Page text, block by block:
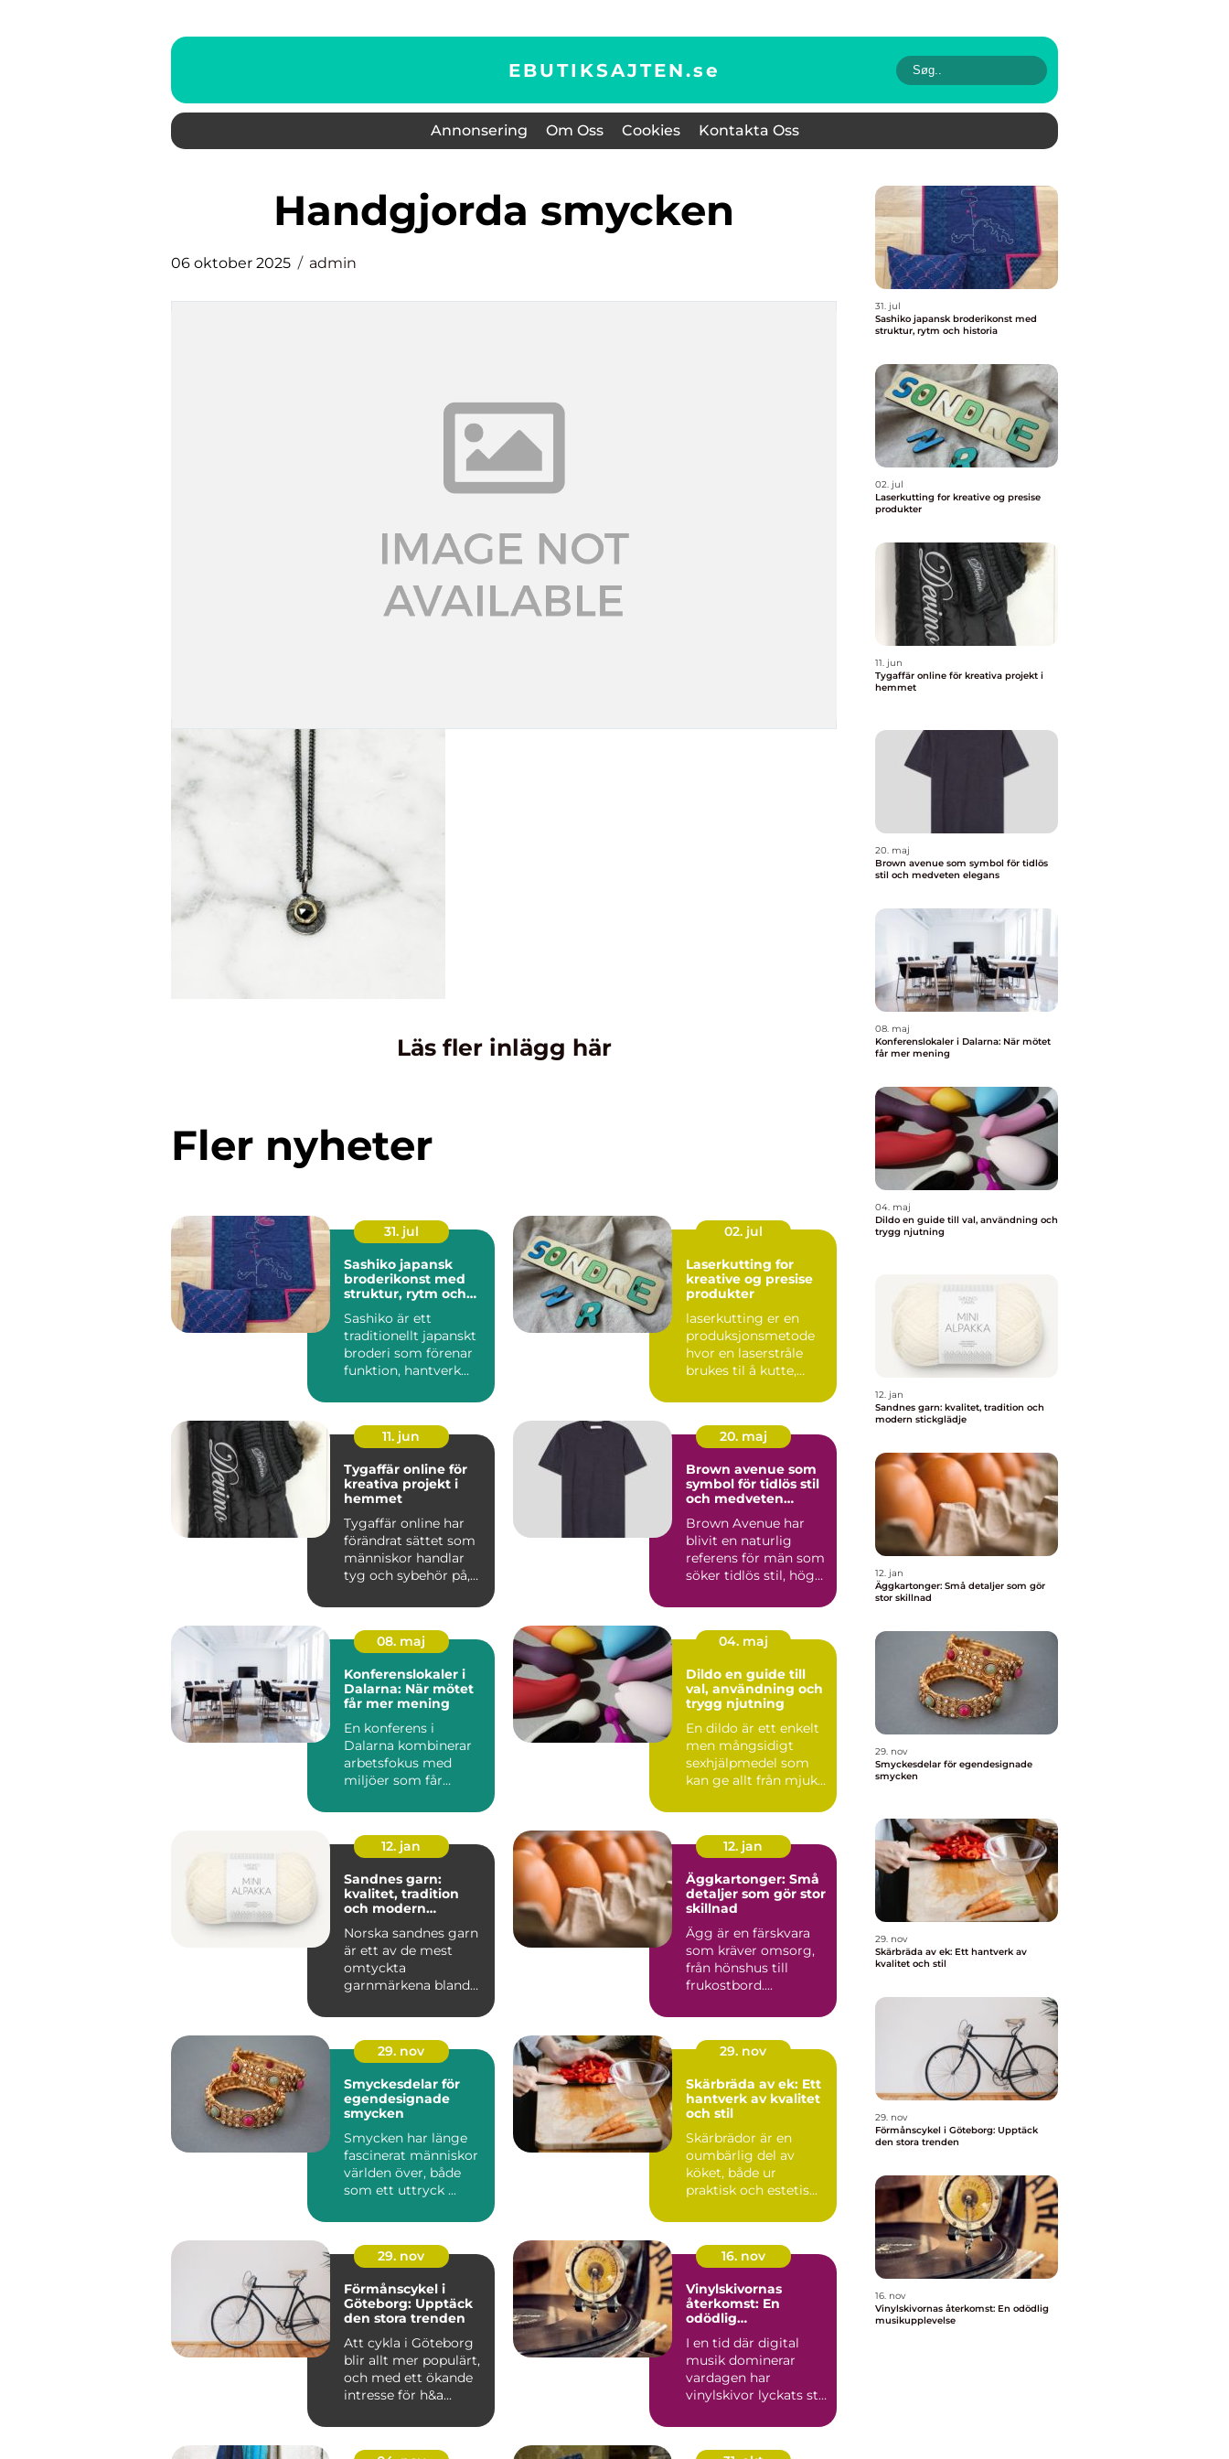
EBUTIKSAJTEN.se
Annonsering Om Oss Cookies Kontakta Oss
Handgjorda smycken
06 oktober 2025 admin
Läs fler inlägg här
Fler nyheter
31. jul
Sashiko japansk
broderikonst med
struktur, rytm och
Sashiko är ett
traditionellt japanskt
broderi som förenar
funktion, hantverk
börja...
02. jul
Laserkutting for
kreative og presise
produkter
laserkutting er en
produksjonsmetode
hvor en laserstråle
brukes til å kutte,
uli...
11. jun
Tygaffär online för
kreativa projekt i
hemmet
Tygaffär online har
förändrat sättet som
människor handlar
tyg och sybehör på,
st...
20. maj
Brown avenue som
symbol för tidlös stil
och medveten
Brown Avenue har
blivit en naturlig
referens för män som
söker tidlös stil, hög
08. maj
Konferenslokaler i
Dalarna: När mötet
får mer mening
En konferens i
Dalarna kombinerar
arbetsfokus med
miljöer som får
04. maj
Dildo en guide till
val, användning och
trygg njutning
En dildo är ett enkelt
men mångsidigt
sexhjälpmedel som
kan ge allt från mjuk
12. jan
Sandnes garn:
kvalitet, tradition
och modern
Norska sandnes garn
är ett av de mest
omtyckta
garnmärkena bland
Kombin...
12. jan
Äggkartonger: Små
detaljer som gör stor
skillnad
Ägg är en färskvara
som kräver omsorg,
från hönshus till
frukostbord....
29. nov
Smyckesdelar för
egendesignade
smycken
Smycken har länge
fascinerat människor
världen över, både
som ett uttryck ...
29. nov
Skärbräda av ek: Ett
hantverk av kvalitet
och stil
Skärbrädor är en
oumbärlig del av
köket, både ur
praktisk och estetis...
29. nov
Förmånscykel i
Göteborg: Upptäck
den stora trenden
Att cykla i Göteborg
blir allt mer populärt,
och med ett ökande
intresse för h&a...
16. nov
Vinylskivornas
återkomst: En
odödlig
I en tid där digital
musik dominerar
vardagen har
vinylskivor lyckats stå
31. jul
Sashiko japansk broderikonst med
struktur, rytm och historia
02. jul
Laserkutting for kreative og presise
produkter
11. jun
Tygaffär online för kreativa projekt i
hemmet
20. maj
Brown avenue som symbol för tidlös
stil och medveten elegans
08. maj
Konferenslokaler i Dalarna: När mötet
får mer mening
04. maj
Dildo en guide till val, användning och
trygg njutning
12. jan
Sandnes garn: kvalitet, tradition och
modern stickglädje
12. jan
Äggkartonger: Små detaljer som gör
stor skillnad
29. nov
Smyckesdelar för egendesignade
smycken
29. nov
Skärbräda av ek: Ett hantverk av
kvalitet och stil
29. nov
Förmånscykel i Göteborg: Upptäck
den stora trenden
16. nov
Vinylskivornas återkomst: En odödlig
musikupplevelse